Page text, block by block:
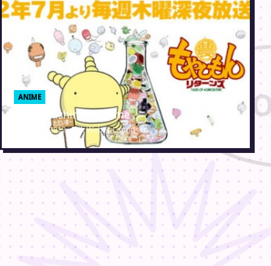
ANIME
Ny Moyashimon anime
27. marts 2012 · Erik Weber-Lauridsen